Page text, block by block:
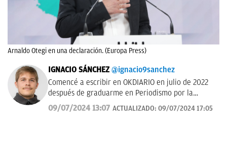
Arnaldo Otegi en una declaración. (Europa Press)
IGNACIO SÁNCHEZ @ignacio9sanchez
Comencé a escribir en OKDIARIO en julio de 2022
después de graduarme en Periodismo por la
Universidad Carlos III de Madrid.
09/07/2024 13:07 ACTUALIZADO: 09/07/2024 17:05